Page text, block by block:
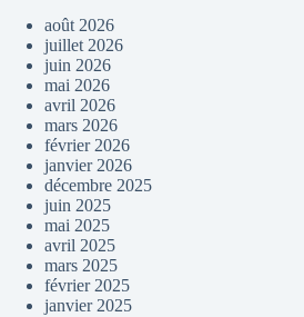
août 2026
juillet 2026
juin 2026
mai 2026
avril 2026
mars 2026
février 2026
janvier 2026
décembre 2025
juin 2025
mai 2025
avril 2025
mars 2025
février 2025
janvier 2025